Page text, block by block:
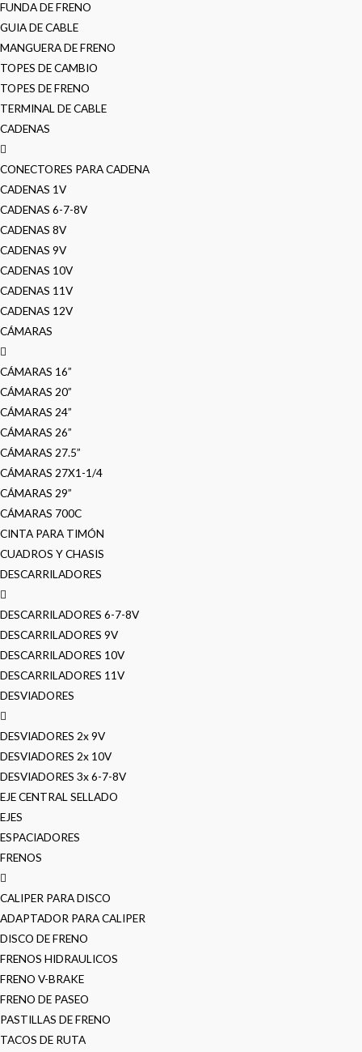
FUNDA DE FRENO
GUIA DE CABLE
MANGUERA DE FRENO
TOPES DE CAMBIO
TOPES DE FRENO
TERMINAL DE CABLE
CADENAS
CONECTORES PARA CADENA
CADENAS 1V
CADENAS 6-7-8V
CADENAS 8V
CADENAS 9V
CADENAS 10V
CADENAS 11V
CADENAS 12V
CÁMARAS
CÁMARAS 16”
CÁMARAS 20”
CÁMARAS 24”
CÁMARAS 26”
CÁMARAS 27.5”
CÁMARAS 27X1-1/4
CÁMARAS 29”
CÁMARAS 700C
CINTA PARA TIMÓN
CUADROS Y CHASIS
DESCARRILADORES
DESCARRILADORES 6-7-8V
DESCARRILADORES 9V
DESCARRILADORES 10V
DESCARRILADORES 11V
DESVIADORES
DESVIADORES 2x 9V
DESVIADORES 2x 10V
DESVIADORES 3x 6-7-8V
EJE CENTRAL SELLADO
EJES
ESPACIADORES
FRENOS
CALIPER PARA DISCO
ADAPTADOR PARA CALIPER
DISCO DE FRENO
FRENOS HIDRAULICOS
FRENO V-BRAKE
FRENO DE PASEO
PASTILLAS DE FRENO
TACOS DE RUTA